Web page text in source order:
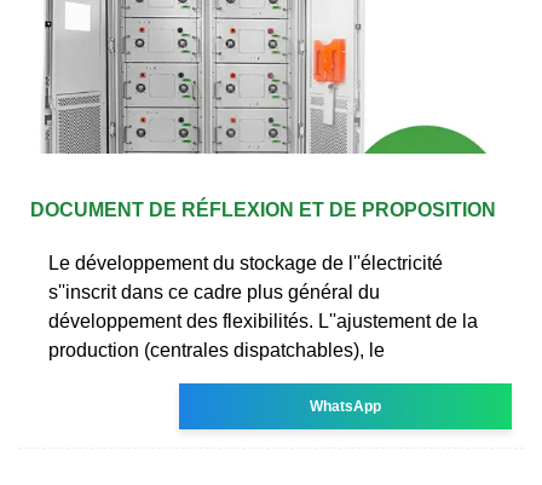
DOCUMENT DE RÉFLEXION ET DE PROPOSITION
Le développement du stockage de l''électricité
s''inscrit dans ce cadre plus général du
développement des flexibilités. L''ajustement de la
production (centrales dispatchables), le
WhatsApp